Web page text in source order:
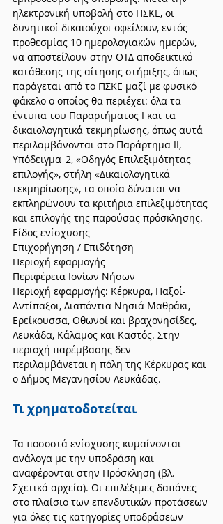
ηλεκτρονική υποβολή στο ΠΣΚΕ, οι
δυνητικοί δικαιούχοι οφείλουν, εντός
προθεσμίας 10 ημερολογιακών ημερών,
να αποστείλουν στην ΟΤΔ αποδεικτικό
κατάθεσης της αίτησης στήριξης, όπως
παράγεται από το ΠΣΚΕ μαζί με φυσικό
φάκελο ο οποίος θα περιέχει: όλα τα
έντυπα του Παραρτήματος Ι και τα
δικαιολογητικά τεκμηρίωσης, όπως αυτά
περιλαμβάνονται στο Παράρτημα ΙΙ,
Υπόδειγμα_2, «Οδηγός Επιλεξιμότητας
επιλογής», στήλη «Δικαιολογητικά
τεκμηρίωσης», τα οποία δύναται να
εκπληρώνουν τα κριτήρια επιλεξιμότητας
και επιλογής της παρούσας πρόσκλησης.
Είδος ενίσχυσης
Επιχορήγηση / Επιδότηση
Περιοχή εφαρμογής
Περιφέρεια Ιονίων Νήσων
Περιοχή εφαρμογής: Κέρκυρα, Παξοί-
Αντίπαξοι, Διαπόντια Νησιά Μαθράκι,
Ερείκουσσα, Οθωνοί και βραχονησίδες,
Λευκάδα, Κάλαμος και Καστός. Στην
περιοχή παρέμβασης δεν
περιλαμβάνεται η πόλη της Κέρκυρας και
ο Δήμος Μεγανησίου Λευκάδας.
Τι χρηματοδοτείται
Τα ποσοστά ενίσχυσης κυμαίνονται
ανάλογα με την υποδράση και
αναφέρονται στην Πρόσκληση (βλ.
Σχετικά αρχεία). Οι επιλέξιμες δαπάνες
στο πλαίσιο των επενδυτικών προτάσεων
για όλες τις κατηγορίες υποδράσεων